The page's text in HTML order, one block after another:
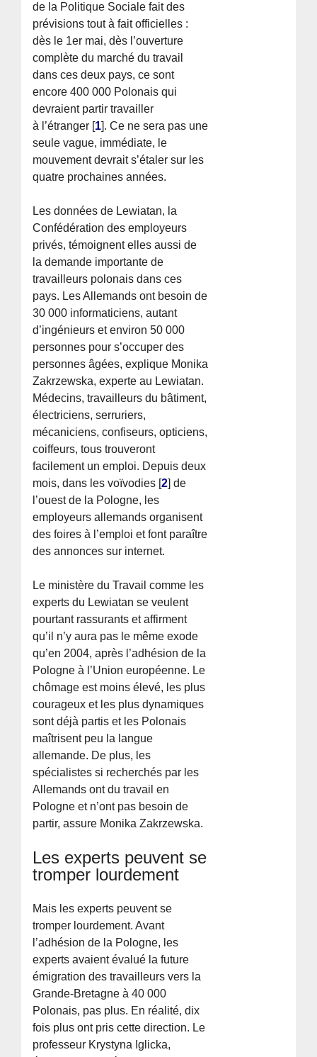
de la Politique Sociale fait des
prévisions tout à fait officielles :
dès le 1er mai, dès l’ouverture
complète du marché du travail
dans ces deux pays, ce sont
encore 400 000 Polonais qui
devraient partir travailler
à l’étranger 1 . Ce ne sera pas une
seule vague, immédiate, le
mouvement devrait s’étaler sur les
quatre prochaines années.
Les données de Lewiatan, la
Confédération des employeurs
privés, témoignent elles aussi de
la demande importante de
travailleurs polonais dans ces
pays. Les Allemands ont besoin de
30 000 informaticiens, autant
d’ingénieurs et environ 50 000
personnes pour s’occuper des
personnes âgées, explique Monika
Zakrzewska, experte au Lewiatan.
Médecins, travailleurs du bâtiment,
électriciens, serruriers,
mécaniciens, confiseurs, opticiens,
coiffeurs, tous trouveront
facilement un emploi. Depuis deux
mois, dans les voïvodies [2 de
l’ouest de la Pologne, les
employeurs allemands organisent
des foires à l’emploi et font paraître
des annonces sur internet.
Le ministère du Travail comme les
experts du Lewiatan se veulent
pourtant rassurants et affirment
qu’il n’y aura pas le même exode
qu’en 2004, après l’adhésion de la
Pologne à l’Union européenne. Le
chômage est moins élevé, les plus
courageux et les plus dynamiques
sont déjà partis et les Polonais
maîtrisent peu la langue
allemande. De plus, les
spécialistes si recherchés par les
Allemands ont du travail en
Pologne et n’ont pas besoin de
partir, assure Monika Zakrzewska.
Les experts peuvent se
tromper lourdement
Mais les experts peuvent se
tromper lourdement. Avant
l’adhésion de la Pologne, les
experts avaient évalué la future
émigration des travailleurs vers la
Grande-Bretagne à 40 000
Polonais, pas plus. En réalité, dix
fois plus ont pris cette direction. Le
professeur Krystyna Iglicka,